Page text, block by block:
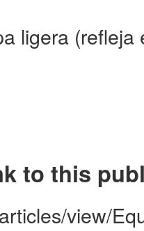
ligera (refleja
to this
view/